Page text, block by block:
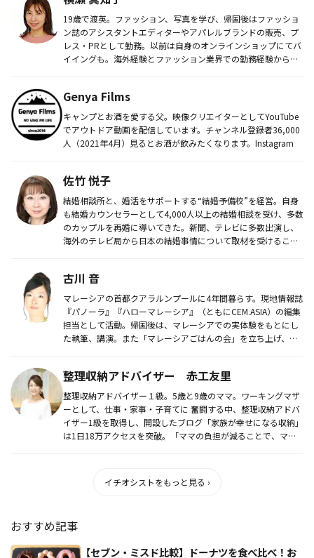
19歳で渡英。ファッション、写真を学び、帰国後はファッショ
ン誌のアシスタントエディターやアパレルブランドの販売、プ
レス・PRとして勤務。以前は自身のオンラインショップにてバ
イイングも。海外経験とファッション業界での勤務経験から得
Genya Films
キャンプとお酒を愛する父。映像クリエイターとしてYouTube
でアウトドア動画を配信しています。チャンネル登録者36,000
人（2021年4月）見るとお酒が飲みたくなります。Instagram
佐竹 悦子
結婚相談所と、婚活をサポートする“結婚予備校”を経営。自身
も結婚カウンセラーとして4,000人以上の結婚相談を受け、多数
のカップルを再婚に導いてきた。新聞、テレビに多数出演し、
海外のテレビ局から日本の結婚事情について取材を受けること
古川 音
マレーシアの首都クアラルンプールに4年間暮らす。現地情報誌
『パノーラ』『ハローマレーシア』（ともにCEM.ASIA）の編集
担当として活動。帰国後は、マレーシアでの実体験をもとにし
た執筆、講演。また「マレーシアごはんの会」を立ち上げ、マ
整理収納アドバイザー 赤工友里
整理収納アドバイザー１級。5歳と9歳のママ。ワーキングマザ
ーとして、仕事・家事・子育てに 奮闘する中、整理収納アドバ
イザー1級を取得し、開設したブログ「家族が幸せになる収納」
は1日18万アクセスを突破。「ママの負担が減ることで、ママ
イチオシストをもっと見る ›
おすすめ記事
【セブン・ミスド比較】ドーナツを食べ比べ！お